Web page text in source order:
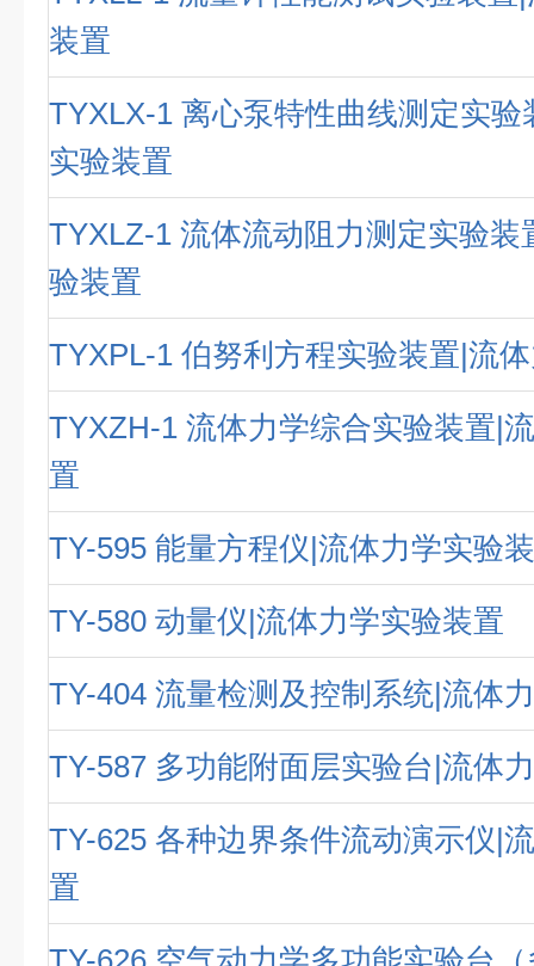
装置
TYXLX-1 离心泵特性曲线测定实验
实验装置
TYXLZ-1 流体流动阻力测定实验装
验装置
TYXPL-1 伯努利方程实验装置|流
TYXZH-1 流体力学综合实验装置|
置
TY-595 能量方程仪|流体力学实验
TY-580 动量仪|流体力学实验装置
TY-404 流量检测及控制系统|流体
TY-587 多功能附面层实验台|流体
TY-625 各种边界条件流动演示仪|
置